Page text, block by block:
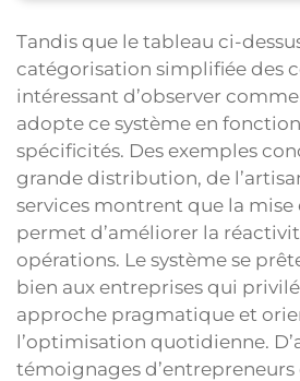
Tandis que le tableau ci-
catégorisation simplifiée des
intéressant d’observer
adopte ce système en
spécificités. Des exemples
grande distribution, de
services montrent que la
permet d’améliorer la
opérations. Le système se
bien aux entreprises qui
approche pragmatique et
l’optimisation quotidienne.
témoignages d’entrepreneurs